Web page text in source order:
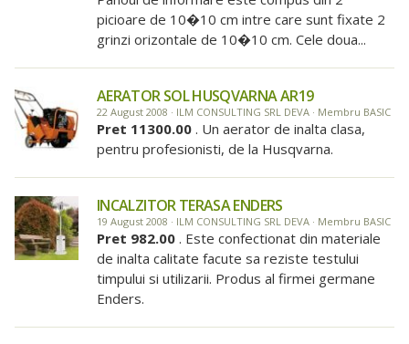
picioare de 10�10 cm intre care sunt fixate 2
grinzi orizontale de 10�10 cm. Cele doua...
AERATOR SOL HUSQVARNA AR19
22 August 2008 · ILM CONSULTING SRL DEVA · Membru BASIC
Pret 11300.00 . Un aerator de inalta clasa,
pentru profesionisti, de la Husqvarna.
INCALZITOR TERASA ENDERS
19 August 2008 · ILM CONSULTING SRL DEVA · Membru BASIC
Pret 982.00 . Este confectionat din materiale
de inalta calitate facute sa reziste testului
timpului si utilizarii. Produs al firmei germane
Enders.